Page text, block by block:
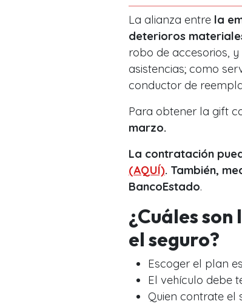
La alianza entre la
deterioros
robo de accesorios,
asistencias; como
conductor de
Para obtener la gift
marzo.
La contratación
(AQUÍ). También,
BancoEstado.
¿Cuáles
el seguro?
Escoger el plan
El vehículo debe
Quien contrate el